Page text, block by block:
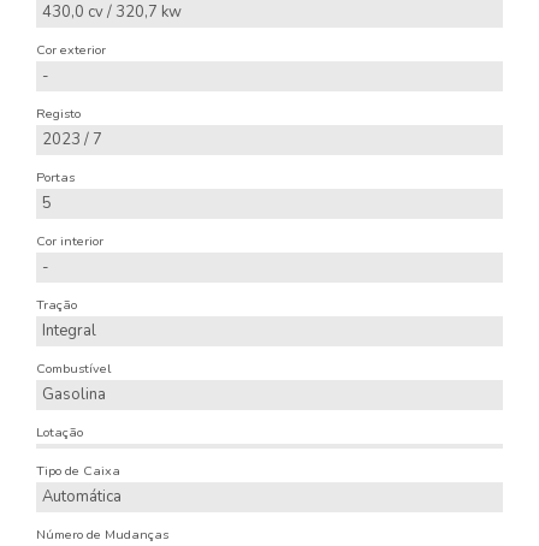
430,0 cv / 320,7 kw
Cor exterior
-
Registo
2023 / 7
Portas
5
Cor interior
-
Tração
Integral
Combustível
Gasolina
Lotação
Tipo de Caixa
Automática
Número de Mudanças